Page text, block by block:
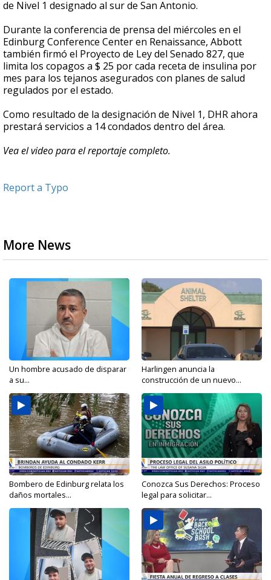
de Nivel 1 designado al sur de San Antonio.
Durante la conferencia de prensa del miércoles en el
Edinburg Conference Center en Renaissance, Abbott
también firmó el Proyecto de Ley del Senado 827, que
limita los copagos a $ 25 por cada receta de insulina por
mes para los tejanos asegurados con planes de salud
regulados por el estado.
Como resultado de la designación de Nivel 1, DHR ahora
prestará servicios a 14 condados dentro del área.
Vea el video para el reportaje completo.
Report a Typo
More News
Un hombre acusado de disparar
a su...
Harlingen anuncia la
construcción de un nuevo...
Bombero de Edinburg relata los
daños mortales...
Conozca Sus Derechos: Proceso
legal para solicitar...